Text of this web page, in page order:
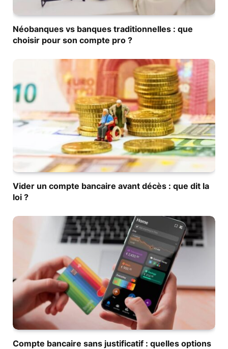
Néobanques vs banques traditionnelles : que
choisir pour son compte pro ?
Vider un compte bancaire avant décès : que dit la
loi ?
Compte bancaire sans justificatif : quelles options